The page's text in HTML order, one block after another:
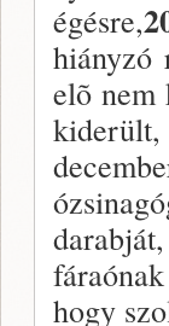
égésre,
hiányzó
elõ nem
hogy